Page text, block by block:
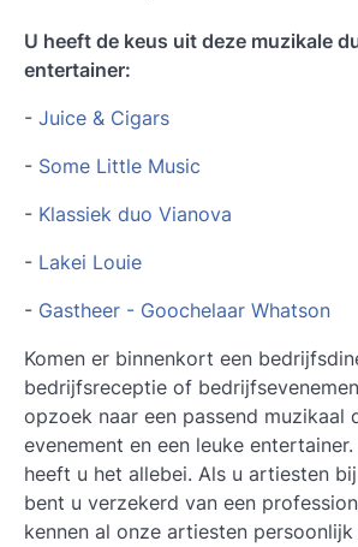
U heeft de keus uit deze muzikale
entertainer:
- Juice & Cigars
- Some Little Music
- Klassiek duo Vianova
- Lakei Louie
- Gastheer - Goochelaar Whatson
Komen er binnenkort een
bedrijfsreceptie of
opzoek naar een passend muzikaal
evenement en een leuke
heeft u het allebei. Als u artiesten
bent u verzekerd van een
kennen al onze artiesten